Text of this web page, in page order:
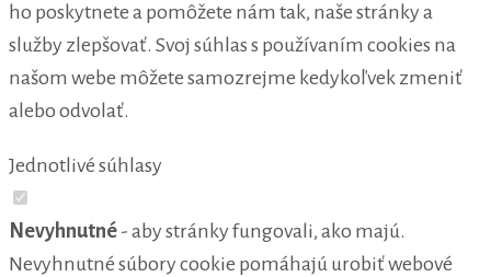
ho poskytnete a pomôžete nám tak, naše stránky a
služby zlepšovať. Svoj súhlas s používaním cookies na
našom webe môžete samozrejme kedykoľvek zmeniť
alebo odvolať.
Jednotlivé súhlasy
Nevyhnutné - aby stránky fungovali, ako majú.
Nevyhnutné súbory cookie pomáhajú urobiť webové